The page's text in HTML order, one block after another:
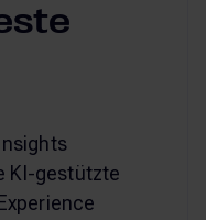
KI-gestützte